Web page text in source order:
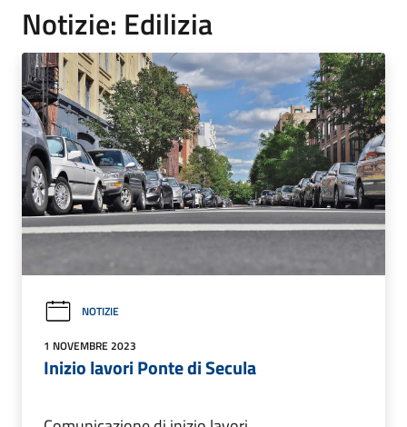
Notizie: Edilizia
NOTIZIE
1 NOVEMBRE 2023
Inizio lavori Ponte di Secula